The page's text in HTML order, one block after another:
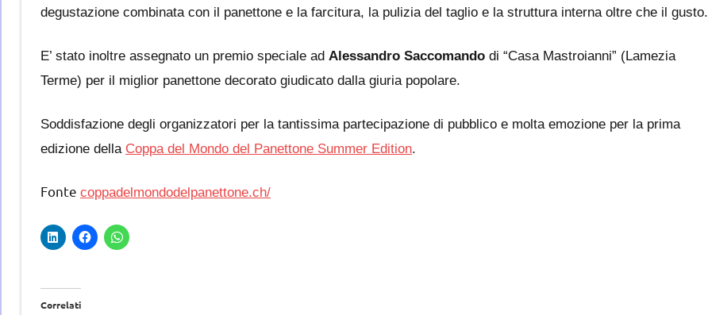
degustazione combinata con il panettone e la farcitura, la pulizia del taglio e la struttura interna oltre che il gusto.
E’ stato inoltre assegnato un premio speciale ad Alessandro Saccomando di “Casa Mastroianni” (Lamezia
Terme) per il miglior panettone decorato giudicato dalla giuria popolare.
Soddisfazione degli organizzatori per la tantissima partecipazione di pubblico e molta emozione per la prima
edizione della Coppa del Mondo del Panettone Summer Edition.
Fonte coppadelmondodelpanettone.ch/
Correlati